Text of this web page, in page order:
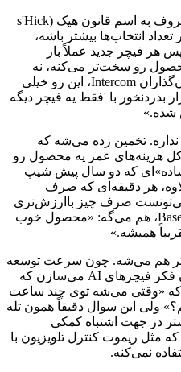
به اسم قانون هیک (
Hick
'
s
تعداد انتخاب‌ها بیشتر باشه،
پس هر فیچر جدید عملاً بار
رو سخت‌تر می‌کنه، نه
Intercom، این رو خیلی
بدرد‌نخور با 'فقط یه فیچر دیگه
شده.»
نداره. تخمین زده می‌شه که
هزینه‌های عمر یه محصول رو
که دو سال پیش شیپ
هر دقیقه‌ای که صرف
صرف چیز باارزش‌تری
، هم می‌گه: «محصول خوب
همیشه.»
هم می‌شه. چون سرعت توسعه
فکر فیچرهای AI می‌سازن که
که «وقتی می‌شه توی چند ساعت
ولی این سوال دقیقاً همون تله
در جهت اشتباه کمکی
که مثل ریموت کنترل تلویزیون با
نمی‌کنه.